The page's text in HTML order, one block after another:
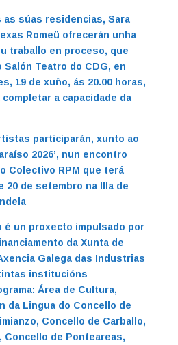
as súas residencias, Sara
Romeü ofrecerán unha
traballo en proceso, que
Salón Teatro do CDG, en
19 de xuño, ás 20.00 horas,
a capacidade da
participarán, xunto ao
2026’, nun encontro
Colectivo RPM que terá
20 de setembro na Illa de
é un proxecto impulsado por
da Xunta de
Galega das Industrias
institucións
Área de Cultura,
da Lingua do Concello de
Concello de Carballo,
Concello de Ponteareas,